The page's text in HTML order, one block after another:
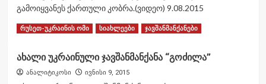
ქართული
ჯავშანსასწრაფო
MedEvac
ხუსიეტბმა
ტანკსაწინაღმდეგო
გამოიყვანეს ქართული კობრა.(ვიდეო) 9.08.2015
Read MoreRead
2008
წელი,ცხინვალის
ბრძოლებში
რუსეთ-უკრაინის ომი სიახლეები ჯავშანმანქანები
ახალი უკრაინული ჯავშანმანქანა “გოძილა”
ანალიტიკოსი ივნისი 9, 2015